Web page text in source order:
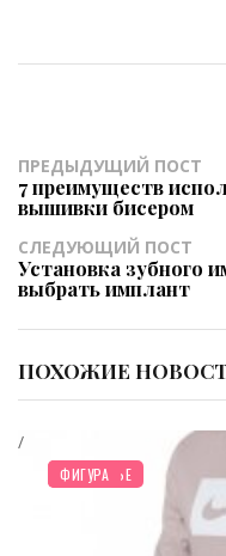
ПРЕДЫДУЩИЙ ПОСТ
7 преимуществ
вышивки бисером
СЛЕДУЮЩИЙ ПОСТ
Установка зубного
выбрать имплант
ПОХОЖИЕ
/